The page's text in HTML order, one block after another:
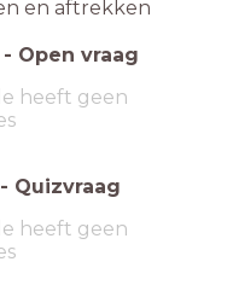
en aftrekken
- Open vraag
heeft geen
- Quizvraag
heeft geen